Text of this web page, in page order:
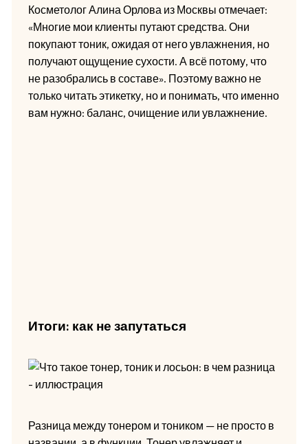
Косметолог Алина Орлова из Москвы отмечает:
«Многие мои клиенты путают средства. Они
покупают тоник, ожидая от него увлажнения, но
получают ощущение сухости. А всё потому, что
не разобрались в составе». Поэтому важно не
только читать этикетку, но и понимать, что именно
вам нужно: баланс, очищение или увлажнение.
Итоги: как не запутаться
Разница между тонером и тоником — не просто в